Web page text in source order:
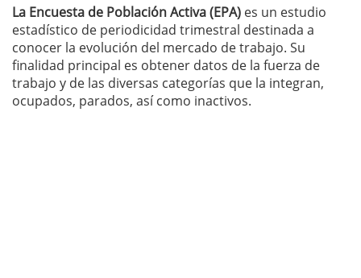
La Encuesta de Población Activa (EPA) es un estudio
estadístico de periodicidad trimestral destinada a
conocer la evolución del mercado de trabajo. Su
finalidad principal es obtener datos de la fuerza de
trabajo y de las diversas categorías que la integran,
ocupados, parados, así como inactivos.